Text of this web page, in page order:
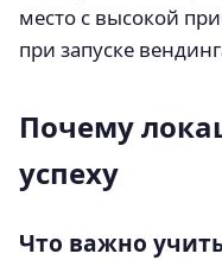
место с высокой
при запуске
Почему
успеху
Что важно